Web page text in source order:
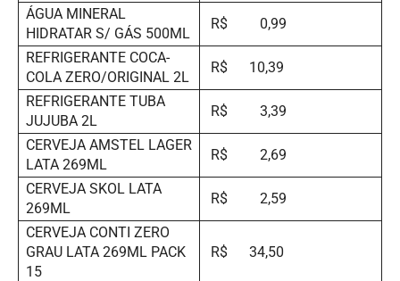
ÁGUA MINERAL
HIDRATAR S/ GÁS 500ML
R$ 0,99
REFRIGERANTE COCA-
COLA ZERO/ORIGINAL 2L
R$ 10,39
REFRIGERANTE TUBA
JUJUBA 2L
R$ 3,39
CERVEJA AMSTEL LAGER
LATA 269ML
R$ 2,69
CERVEJA SKOL LATA
269ML
R$ 2,59
CERVEJA CONTI ZERO
GRAU LATA 269ML PACK
15
R$ 34,50